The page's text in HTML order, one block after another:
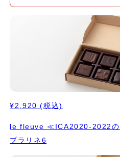
食感が楽しめるボンボンと、ナッ
くほどけるボンボンと比べてお味
お味は左上から順に 1. プラリネ
ルマギルジェンティ種のアーモン
プラリネ。 プレーン味。 2. プラ
ネを、愛媛県中島産の オーガニッ
ネそば アーモンドとヘーゼルナッ
ア）でゴールド受賞 4. かぼちゃの
ンテという技法を使って軽く仕上
のお塩がアクセントになっていま
¥2,920 (税込)
le fleuve ≪ICA2020-2022
プラリネ6